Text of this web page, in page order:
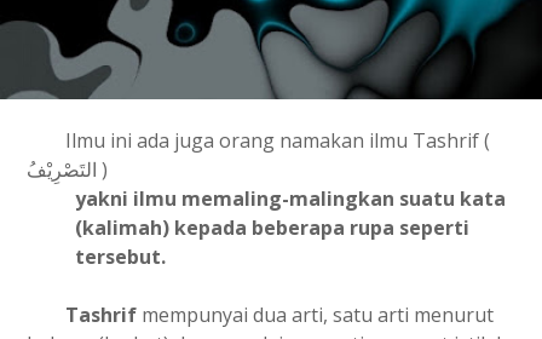
Ilmu ini ada juga orang namakan ilmu Tashrif (
التَصْرِيْفُ )
yakni ilmu memaling-malingkan suatu kata
(kalimah) kepada beberapa rupa seperti
tersebut.
Tashrif mempunyai dua arti, satu arti menurut